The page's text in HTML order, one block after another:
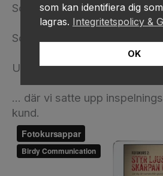
Scen från utbildning i
Scen från utbildning i
Utbildning i dysfagi med
… där vi satte upp
kund.
som kan identifiera dig
lagras. Integritetspolicy &
OK